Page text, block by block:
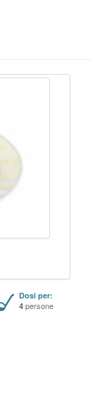
Dosi per:
4 persone